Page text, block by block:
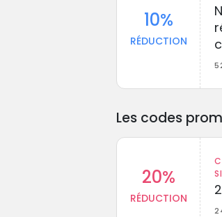
10%
RÉDUCTION
Les codes
20%
RÉDUCTION